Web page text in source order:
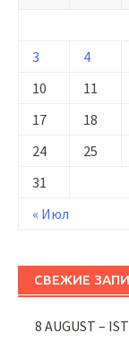
« Июл
3
4
10
11
17
18
24
25
31
СВЕЖИЕ
8 AUGUST –